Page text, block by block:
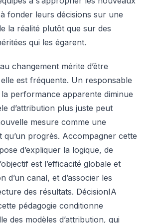
fonder leurs décisions sur une
la réalité plutôt que sur des
qui les égarent.
changement mérite d’être
est fréquente. Un responsable
performance apparente diminue
d’attribution plus juste peut
mesure comme une
qu’un progrès. Accompagner cette
d’expliquer la logique, de
est l’efficacité globale et
d’un canal, et d’associer les
des résultats. DécisionIA
pédagogie conditionne
des modèles d’attribution, qui